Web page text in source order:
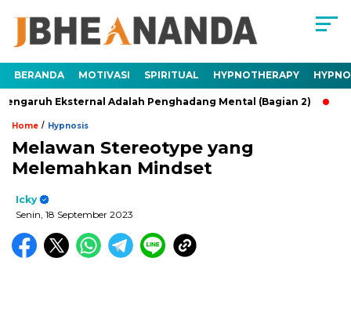
BERANDA MOTIVASI SPIRITUAL HYPNOTHERAPY
Adalah Penghadang Mental (Bagian 2) Trauma
Home / Hypnosis
Melawan Stereotype yang
Melemahkan Mindset
Icky
Senin, 18 September 2023